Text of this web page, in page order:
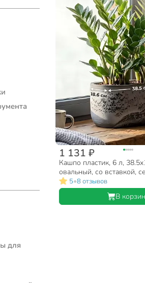
для
1 131 ₽
Кашпо пластик, 6 л,
овальный, со вставкой,
Микрит, М 3274
5•8 отзывов
В